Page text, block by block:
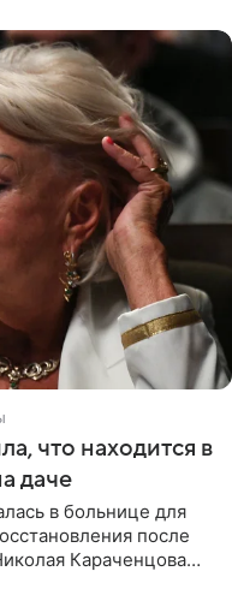
что находится в
даче
в больнице для
после
Караченцова